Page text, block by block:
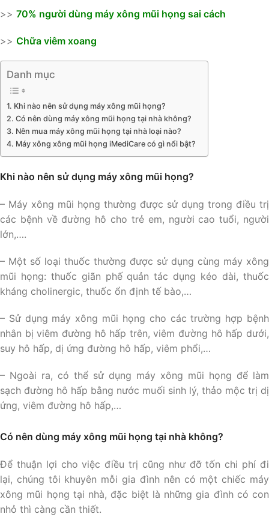
>> 70% người dùng máy xông mũi họng sai cách
>> Chữa viêm xoang
Danh mục
Khi nào nên sử dụng máy xông mũi họng?
Có nên dùng máy xông mũi họng tại nhà không?
Nên mua máy xông mũi họng tại nhà loại nào?
Máy xông xông mũi họng iMediCare có gì nổi bật?
Khi nào nên sử dụng máy xông mũi họng?
– Máy xông mũi họng thường được sử dụng trong điều trị
các bệnh về đường hô cho trẻ em, người cao tuổi, người
lớn,….
– Một số loại thuốc thường được sử dụng cùng máy xông
mũi họng: thuốc giãn phế quản tác dụng kéo dài, thuốc
kháng cholinergic, thuốc ổn định tế bào,…
– Sử dụng máy xông mũi họng cho các trường hợp bệnh
nhân bị viêm đường hô hấp trên, viêm đường hô hấp dưới,
suy hô hấp, dị ứng đường hô hấp, viêm phổi,…
– Ngoài ra, có thể sử dụng máy xông mũi họng để làm
sạch đường hô hấp bằng nước muối sinh lý, thảo mộc trị dị
ứng, viêm đường hô hấp,…
Có nên dùng máy xông mũi họng tại nhà không?
Để thuận lợi cho việc điều trị cũng như đỡ tốn chi phí đi
lại, chúng tôi khuyên mỗi gia đình nên có một chiếc máy
xông mũi họng tại nhà, đặc biệt là những gia đình có con
nhỏ thì càng cần thiết.